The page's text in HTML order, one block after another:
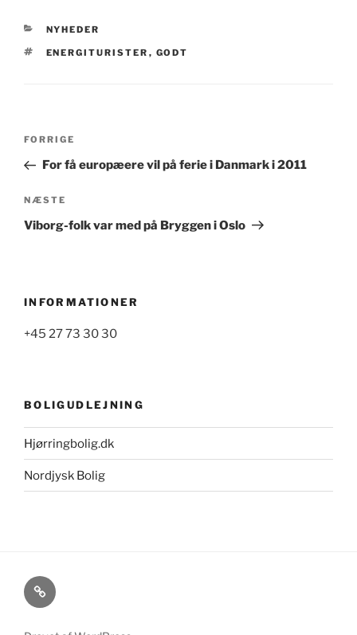
KATEGORIER
NYHEDER
TAGS
ENERGITURISTER , GODT
Indlægsnavigation
Forrige
indlæg
FORRIGE
For få europæere vil på ferie i Danmark i 2011
Næste
indlæg
NÆSTE
Viborg-folk var med på Bryggen i Oslo
INFORMATIONER
+45 27 73 30 30
BOLIGUDLEJNING
Hjørringbolig.dk
Nordjysk Bolig
Cookie-
og